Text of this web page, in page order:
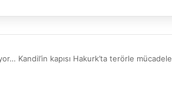
Kandil’in kapısı Hakurk’ta terörle mücadele